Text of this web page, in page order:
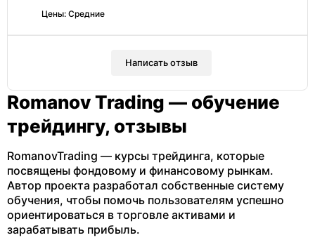
Цены: Средние
Написать отзыв
Romanov Trading — обучение
трейдингу, отзывы
RomanovTrading — курсы трейдинга, которые
посвящены фондовому и финансовому рынкам.
Автор проекта разработал собственные систему
обучения, чтобы помочь пользователям успешно
ориентироваться в торговле активами и
зарабатывать прибыль.